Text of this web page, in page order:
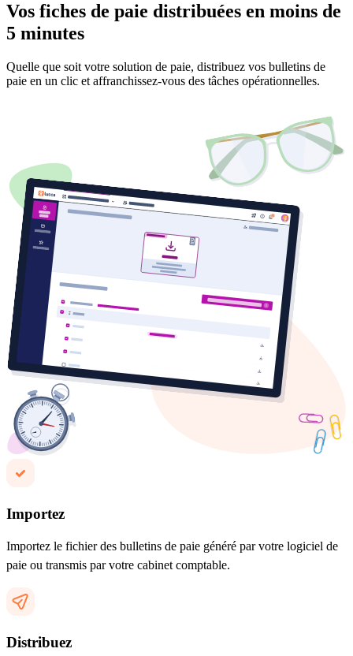
Vos fiches de paie distribuées en moins de
5 minutes
Quelle que soit votre solution de paie, distribuez vos bulletins de
paie en un clic et affranchissez-vous des tâches opérationnelles.
Importez
Importez le fichier des bulletins de paie généré par votre logiciel de
paie ou transmis par votre cabinet comptable.
Distribuez